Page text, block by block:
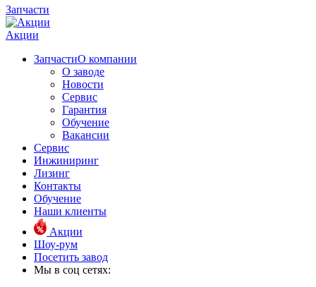
Запчасти
Акции
ЗапчастиО компании
О заводе
Новости
Сервис
Гарантия
Обучение
Вакансии
Сервис
Инжиниринг
Лизинг
Контакты
Обучение
Наши клиенты
Акции
Шоу-рум
Посетить завод
Мы в соц сетях: